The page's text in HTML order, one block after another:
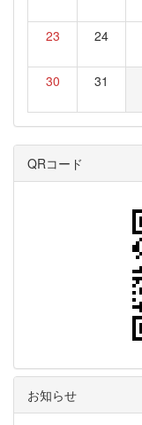
23 24
30 31
QRコード
お知らせ